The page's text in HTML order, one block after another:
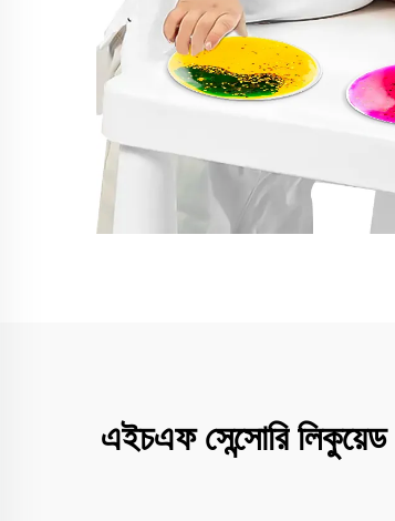
এইচএফ সেন্সোরি